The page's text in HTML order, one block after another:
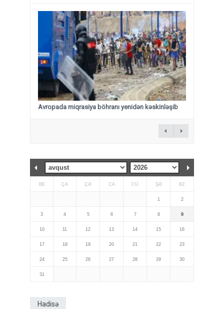
Avropada miqrasiya böhranı yenidən kəskinləşib
BE ÇA ÇƏ CA CÜ ŞƏ BZ
1 2
3 4 5 6 7 8 9
10 11 12 13 14 15 16
17 18 19 20 21 22 23
24 25 26 27 28 29 30
31
Hadisə